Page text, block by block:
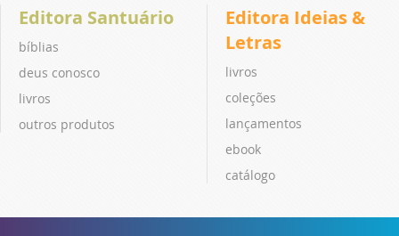
Editora Santuário
bíblias
deus conosco
livros
outros produtos
Editora Ideias &
Letras
livros
coleções
lançamentos
ebook
catálogo